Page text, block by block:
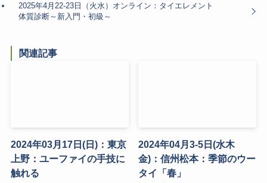
2025年4月22-23日（火水）オンライン：タイエレメント
体質診断～新入門・初級～
関連記事
2024年03月17日(日)：東京
上野：ユーファイの手技に
触れる
2024年04月3-5日(水木
金)：信州松本：季節のウー
タイ「春」